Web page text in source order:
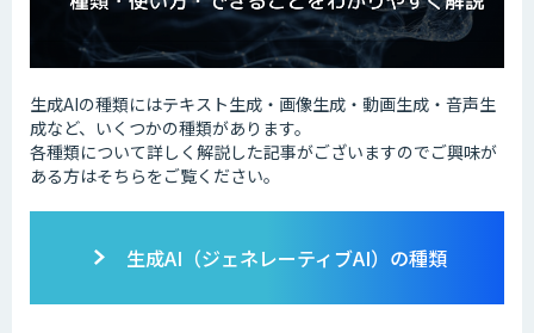
生成AIの種類にはテキスト生成・画像生成・動画生成・音声生
成など、いくつかの種類があります。
各種類について詳しく解説した記事がございますのでご興味が
ある方はそちらをご覧ください。
生成AI（ジェネレーティブAI）の種類